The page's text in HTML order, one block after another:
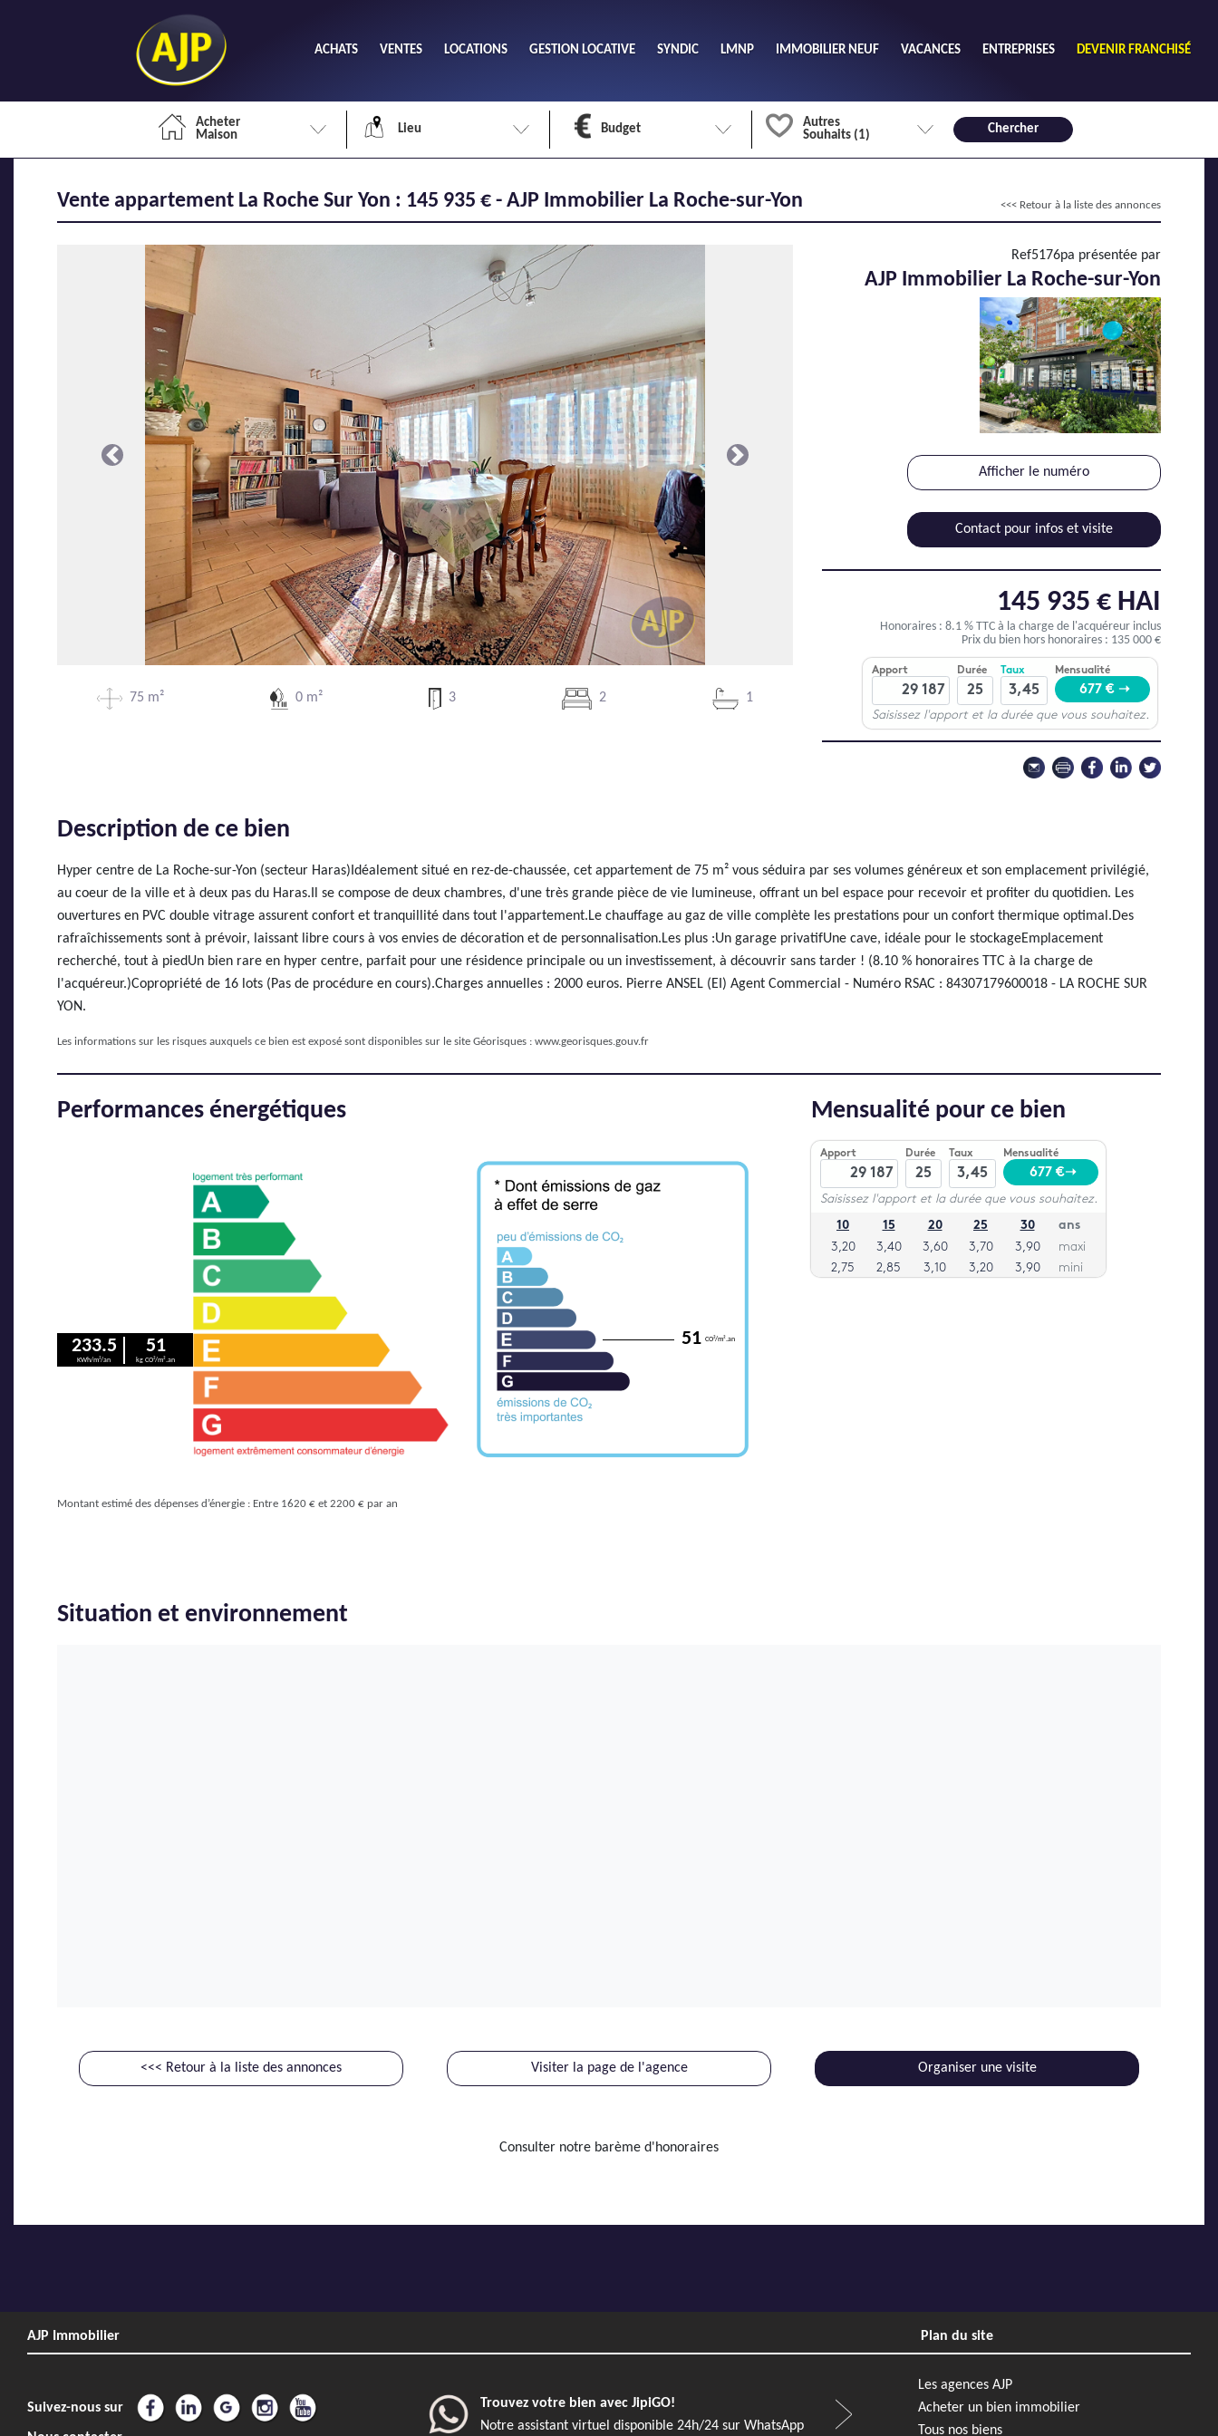
ACHATS VENTES LOCATIONS GESTION LOCATIVE SYNDIC LMNP IMMOBILIER NEUF VACANCES ENTREPRISES DEVENIR FRANCHISÉ
Acheter
Maison
Lieu Budget
min
Autres
Souhaits (1)
1
2
Chercher
Vente appartement La Roche Sur Yon : 145 935 € - AJP Immobilier La Roche-sur-Yon <<< Retour à la liste des annonces
Précédente Suivante
75 m² 0 m² 3 2 1
Ref5176pa présentée par
AJP Immobilier La Roche-sur-Yon
Afficher le numéro
Contact pour infos et visite
145 935 € HAI
Honoraires : 8.1 % TTC à la charge de l'acquéreur inclus
Prix du bien hors honoraires : 135 000 €
Description de ce bien
Hyper centre de La Roche-sur-Yon (secteur Haras)Idéalement situé en rez-de-chaussée, cet appartement de 75 m² vous séduira par ses volumes généreux et son emplacement privilégié,
au coeur de la ville et à deux pas du Haras.Il se compose de deux chambres, d'une très grande pièce de vie lumineuse, offrant un bel espace pour recevoir et profiter du quotidien. Les
ouvertures en PVC double vitrage assurent confort et tranquillité dans tout l'appartement.Le chauffage au gaz de ville complète les prestations pour un confort thermique optimal.Des
rafraîchissements sont à prévoir, laissant libre cours à vos envies de décoration et de personnalisation.Les plus :Un garage privatifUne cave, idéale pour le stockageEmplacement
recherché, tout à piedUn bien rare en hyper centre, parfait pour une résidence principale ou un investissement, à découvrir sans tarder ! (8.10 % honoraires TTC à la charge de
l'acquéreur.)Copropriété de 16 lots (Pas de procédure en cours).Charges annuelles : 2000 euros. Pierre ANSEL (EI) Agent Commercial - Numéro RSAC : 84307179600018 - LA ROCHE SUR
YON.
Les informations sur les risques auxquels ce bien est exposé sont disponibles sur le site Géorisques : www.georisques.gouv.fr
Performances énergétiques
233.5
KWh/m²/an
51
kg CO²/m².an
51 CO²/m².an
Montant estimé des dépenses d’énergie : Entre 1620 € et 2200 € par an
Mensualité pour ce bien
Situation et environnement
<<< Retour à la liste des annonces Visiter la page de l'agence Organiser une visite
Consulter notre barème d'honoraires
AJP Immobilier Plan du site
Suivez-nous sur
Trouvez votre bien avec JipiGO!
Notre assistant virtuel disponible 24h/24 sur WhatsApp
Les agences AJP
Acheter un bien immobilier
Tous nos biens